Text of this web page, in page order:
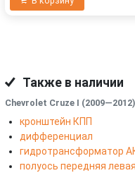
Также в наличии
Chevrolet Cruze I (2009—2012)
кронштейн КПП
дифференциал
гидротрансформатор
полуось передняя